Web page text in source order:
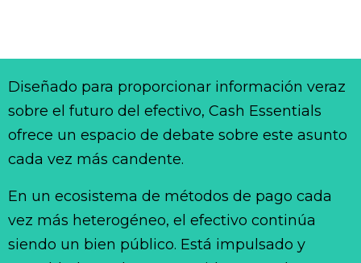
Diseñado para proporcionar información veraz
sobre el futuro del efectivo, Cash Essentials
ofrece un espacio de debate sobre este asunto
cada vez más candente.
En un ecosistema de métodos de pago cada
vez más heterogéneo, el efectivo continúa
siendo un bien público. Está impulsado y